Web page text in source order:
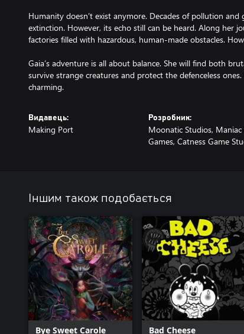
Humanity doesn’t exist anymore. Decades of pollution
extinction. However, its echo still can be heard. Along her
factories filled with hazardous, human-made obstacles.
Gaia’s adventure is all about balance. She will find both
survive strange creatures and protect the defenceless
charming.
Видавець:
Making Port
Розробник:
Moonatic Studios, Maniac
Games, Catness Game
Іншим також подобається
Bye Sweet Carole Bad Cheese